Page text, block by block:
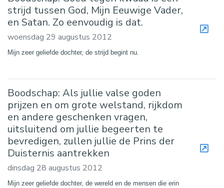
strijd tussen God, Mijn Eeuwige Vader,
en Satan. Zo eenvoudig is dat.
woensdag 29 augustus 2012
Mijn zeer geliefde dochter, de strijd begint nu.
Boodschap: Als jullie valse goden
prijzen en om grote welstand, rijkdom
en andere geschenken vragen,
uitsluitend om jullie begeerten te
bevredigen, zullen jullie de Prins der
Duisternis aantrekken
dinsdag 28 augustus 2012
Mijn zeer geliefde dochter, de wereld en de mensen die erin